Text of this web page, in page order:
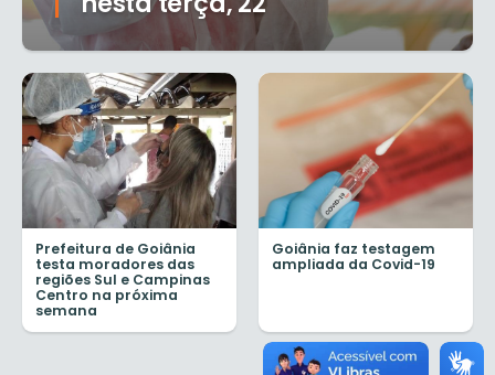
Prefeitura de Goiânia
testa moradores das
regiões Sul e Campinas
Centro na próxima
semana
Goiânia faz testagem
ampliada da Covid-19